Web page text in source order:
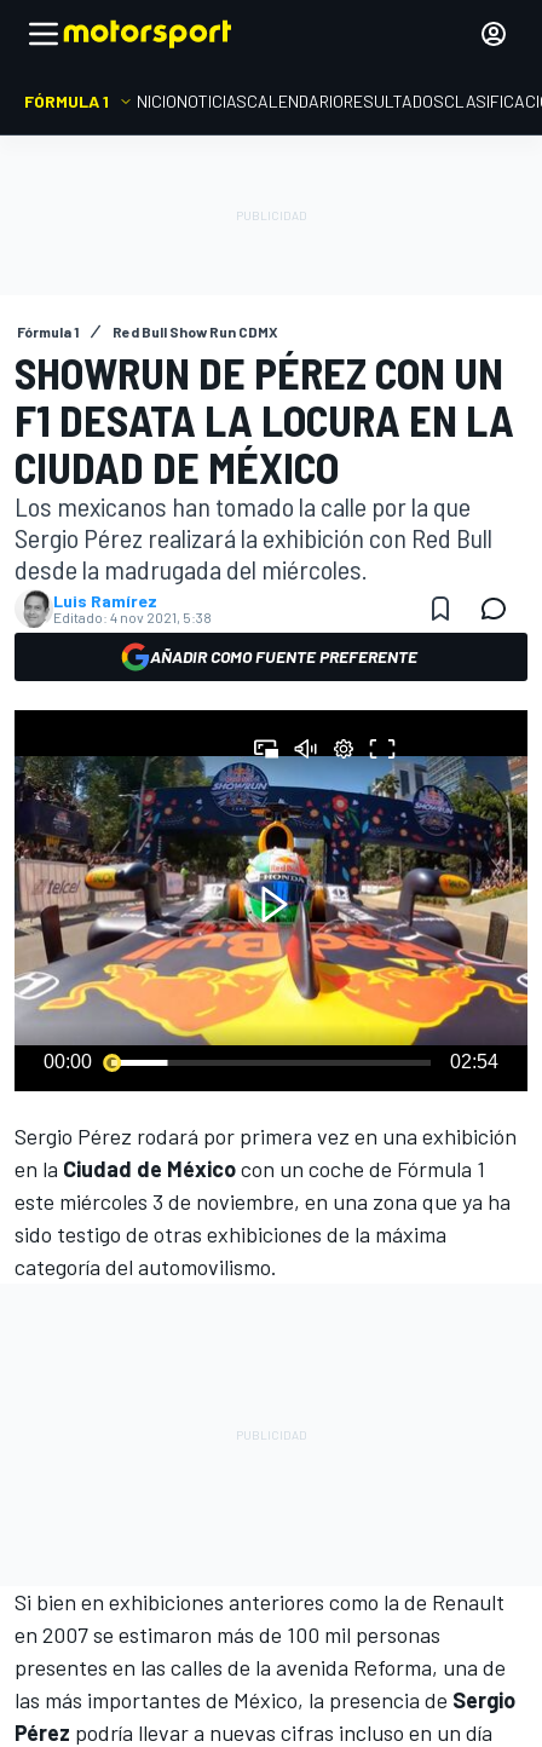
FÓRMULA 1 INICIONOTICIASCALENDARIORESULTADOS
Fórmula 1 Red Bull Show Run CDMX
SHOWRUN DE PÉREZ CON UN
F1 DESATA LA LOCURA EN LA
CIUDAD DE MÉXICO
Los mexicanos han tomado la calle por la que
Sergio Pérez realizará la exhibición con Red Bull
desde la madrugada del miércoles.
Luis Ramírez
Editado: 4 nov 2021, 5:38
AÑADIR COMO FUENTE PREFERENTE
00:00 02:54
Sergio Pérez rodará por primera vez en una exhibición
en la Ciudad de Méxicocon un coche de Fórmula 1
este miércoles 3 de noviembre, en una zona que ya ha
sido testigo de otras exhibiciones de la máxima
categoría del automovilismo.
Si bien en exhibiciones anteriores como la de Renault
en 2007 se estimaron más de 100 mil personas
presentes en las calles de la avenida Reforma, una de
las más importantes de México, la presencia de Sergio
Pérez podría llevar a nuevas cifras incluso en un día